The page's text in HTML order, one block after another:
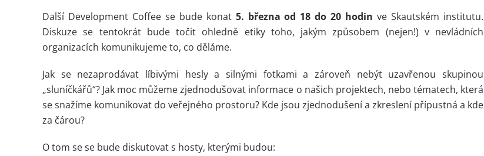
Další Development Coffee se bude konat 5. března od 18 do 20 hodin ve Skautském institutu.
Diskuze se tentokrát bude točit ohledně etiky toho, jakým způsobem (nejen!) v nevládních
organizacích komunikujeme to, co děláme.
Jak se nezaprodávat líbivými hesly a silnými fotkami a zároveň nebýt uzavřenou skupinou
„sluníčkářů“? Jak moc můžeme zjednodušovat informace o našich projektech, nebo tématech, která
se snažíme komunikovat do veřejného prostoru? Kde jsou zjednodušení a zkreslení přípustná a kde
za čárou?
O tom se se bude diskutovat s hosty, kterými budou: